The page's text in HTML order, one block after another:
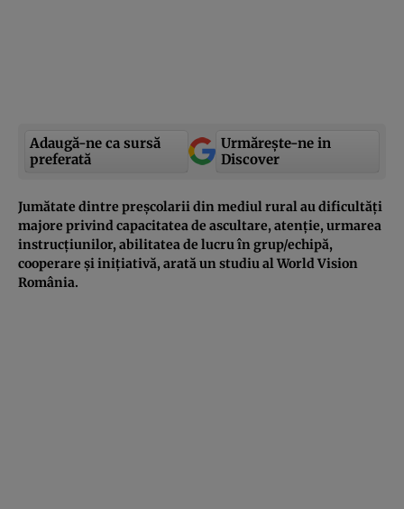
Adaugă-ne ca sursă
preferată
Urmărește-ne in
Discover
Jumătate dintre preşcolarii din mediul rural au dificultăţi
majore privind capacitatea de ascultare, atenție, urmarea
instrucțiunilor, abilitatea de lucru în grup/echipă,
cooperare și inițiativă, arată un studiu al World Vision
România.